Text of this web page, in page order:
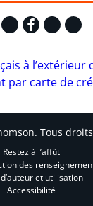
X Facebook
à l’extérieur
par carte de
Tous
Restez à l’affût
des
et utilisation
Accessibilité